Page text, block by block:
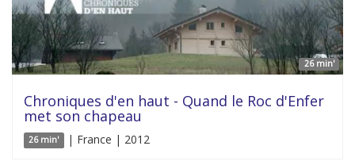
26 min'
Chroniques d'en haut - Quand le Roc d'Enfer
met son chapeau
26 min' | France | 2012